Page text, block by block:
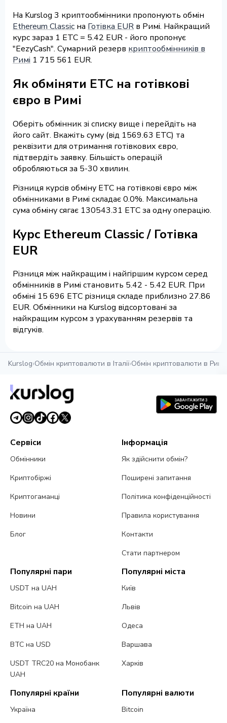
На Kurslog 3 криптообмінники пропонують обмін
Ethereum Classic на Готівка EUR в Римі. Найкращий
курс зараз 1 ETC = 5.42 EUR - його пропонує
"EezyCash". Сумарний резерв криптообмінників в
Римі 1 715 561 EUR.
Як обміняти ETC на готівкові
євро в Римі
Оберіть обмінник зі списку вище і перейдіть на
його сайт. Вкажіть суму (від 1569.63 ETC) та
реквізити для отримання готівкових євро,
підтвердіть заявку. Більшість операцій
обробляються за 5-30 хвилин.
Різниця курсів обміну ETC на готівкові євро між
обмінниками в Римі складає 0.0%. Максимальна
сума обміну сягає 130543.31 ETC за одну операцію.
Курс Ethereum Classic / Готівка
EUR
Різниця між найкращим і найгіршим курсом серед
обмінників в Римі становить 5.42 - 5.42 EUR. При
обміні 15 696 ETC різниця складе приблизно 27.86
EUR. Обмінники на Kurslog відсортовані за
найкращим курсом з урахуванням резервів та
відгуків.
Kurslog›Обмін криптовалюти в Італії›Обмін криптовалюти в Римі
Сервіси
Обмінники
Криптобіржі
Криптогаманці
Новини
Блог
Інформація
Як здійснити обмін?
Поширені запитання
Політика конфіденційності
Правила користування
Контакти
Стати партнером
Популярні пари
USDT на UAH
Bitcoin на UAH
ETH на UAH
BTC на USD
USDT TRC20 на Монобанк
UAH
Популярні міста
Київ
Львів
Одеса
Варшава
Харків
Популярні країни
Україна
Популярні валюти
Bitcoin